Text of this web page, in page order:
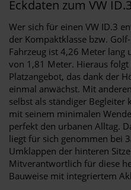
Eckdaten zum VW ID.3
Wer sich für einen VW ID.3
der Kompaktklasse bzw.
Fahrzeug ist 4,26 Meter lang
von 1,81 Meter. Hieraus
Platzangebot, das dank der
einmal anwächst. Mit
selbst als ständiger
mit seinem minimalen
perfekt den urbanen Alltag.
liegt für sich genommen bei
Umklappen der hinteren
Mitverantwortlich für diese
Bauweise mit integriertem